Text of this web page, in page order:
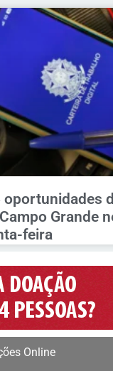
oportunidades
Grande
feira
Online